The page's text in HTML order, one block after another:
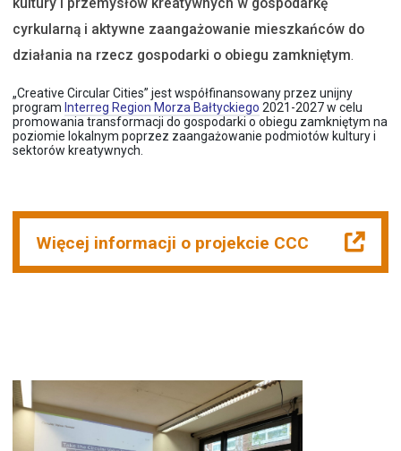
cyrkularną i aktywne zaangażowanie mieszkańców do
działania na rzecz gospodarki o obiegu zamkniętym.
„Creative Circular Cities” jest współfinansowany przez unijny
program Interreg Region Morza Bałtyckiego 2021-2027 w celu
promowania transformacji do gospodarki o obiegu zamkniętym na
poziomie lokalnym poprzez zaangażowanie podmiotów kultury i
sektorów kreatywnych.
Więcej informacji o projekcie CCC